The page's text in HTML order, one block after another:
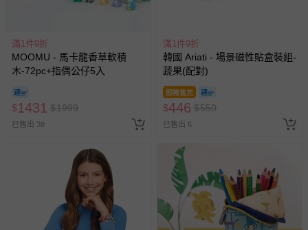
滿1件9折
MOOMU - 馬卡龍香草軟積
木-72pc+指偶公仔5入
$1431 $1999
已售出 38
滿1件9折
韓國 Ariati - 場景磁性貼盒裝組-
蔬果(配對)
即將售完
$446 $550
已售出 6